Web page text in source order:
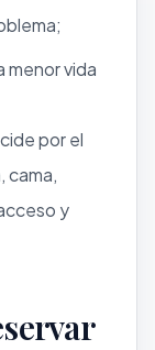
menor vida
por el
cama,
y